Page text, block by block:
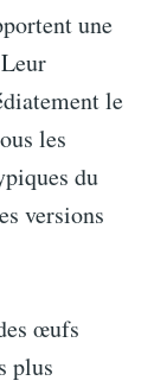
une
le
les
du
versions
œufs
plus